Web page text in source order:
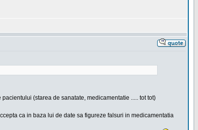
(starea de sanatate, medicamentatie ..... tot tot)
ca in baza lui de date sa figureze falsuri in medicamentatia